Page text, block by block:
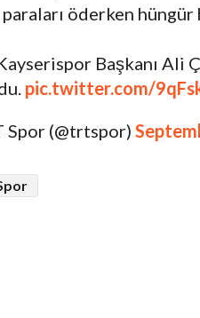
öderken hüngür
Başkanı Ali
pic.twitter.com/
Spor (@trtspor)